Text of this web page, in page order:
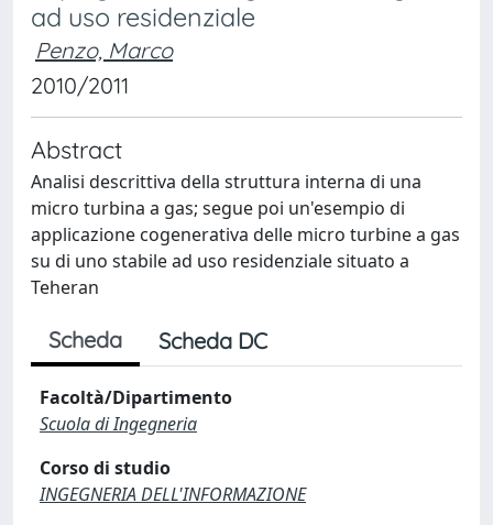
ad uso residenziale
Penzo, Marco
2010/2011
Abstract
Analisi descrittiva della struttura interna di una
micro turbina a gas; segue poi un'esempio di
applicazione cogenerativa delle micro turbine a gas
su di uno stabile ad uso residenziale situato a
Teheran
Scheda Scheda DC
Facoltà/Dipartimento
Scuola di Ingegneria
Corso di studio
INGEGNERIA DELL'INFORMAZIONE